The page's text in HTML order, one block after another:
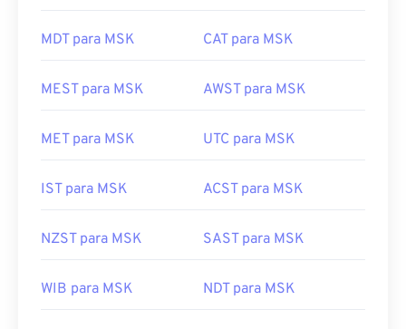
MDT para MSK CAT para MSK
MEST para MSK AWST para MSK
MET para MSK UTC para MSK
IST para MSK ACST para MSK
NZST para MSK SAST para MSK
WIB para MSK NDT para MSK